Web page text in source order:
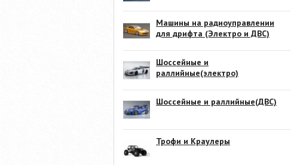
Машины на радиоуправлении
для дрифта (Электро и ДВС)
Шоссейные и
раллийные(электро)
Шоссейные и раллийные(ДВС)
Трофи и Краулеры